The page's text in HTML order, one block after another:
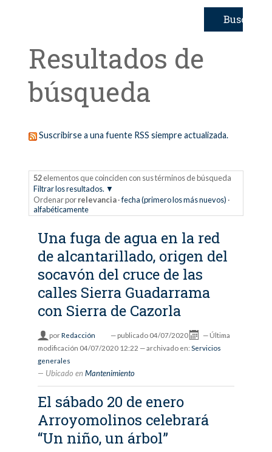
Resultados de
búsqueda
Suscribirse a una fuente RSS siempre actualizada.
52elementos que coinciden con sus términos de búsqueda
Filtrar los resultados.
Ordenar por relevancia ·fecha (primero los más nuevos) ·
alfabéticamente
Una fuga de agua en la red
de alcantarillado, origen del
socavón del cruce de las
calles Sierra Guadarrama
con Sierra de Cazorla
porRedacción — publicado 04/07/2020 — Última
modificación 04/07/2020 12:22 — archivado en: Servicios
generales
Ubicado en Mantenimiento
El sábado 20 de enero
Arroyomolinos celebrará
“Un niño, un árbol”